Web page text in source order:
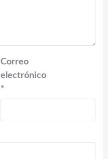
Correo
electrónico
*